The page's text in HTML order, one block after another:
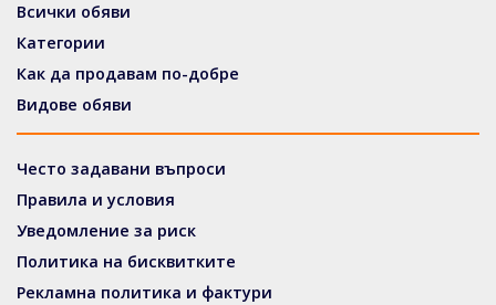
Всички обяви
Категории
Как да продавам по-добре
Видове обяви
Често задавани въпроси
Правила и условия
Уведомление за риск
Политика на бисквитките
Рекламна политика и фактури